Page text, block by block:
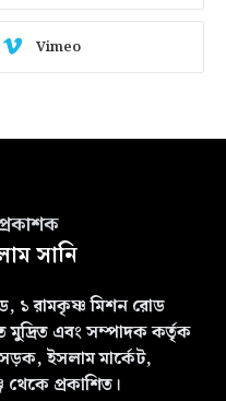
Vimeo
সানি
১ রামকৃষ্ণ মিশন রোড
মুদ্রিত এবং সম্পাদক কর্তৃক
ইসলাম মার্কেট,
থেকে প্রকাশিত।